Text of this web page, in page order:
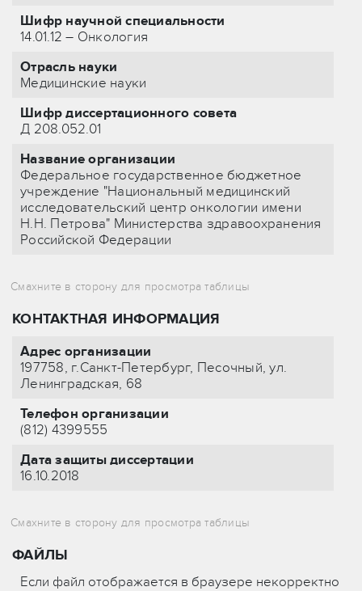
Шифр научной специальности
14.01.12 – Онкология
Отрасль науки
Медицинские науки
Шифр диссертационного совета
Д 208.052.01
Название организации
Федеральное государственное бюджетное
учреждение "Национальный медицинский
исследовательский центр онкологии имени
Н.Н. Петрова" Министерства здравоохранения
Российской Федерации
КОНТАКТНАЯ ИНФОРМАЦИЯ
Адрес организации
197758, г.Санкт-Петербург, Песочный, ул.
Ленинградская, 68
Телефон организации
(812) 4399555
Дата защиты диссертации
16.10.2018
ФАЙЛЫ
Если файл отображается в браузере некорректно